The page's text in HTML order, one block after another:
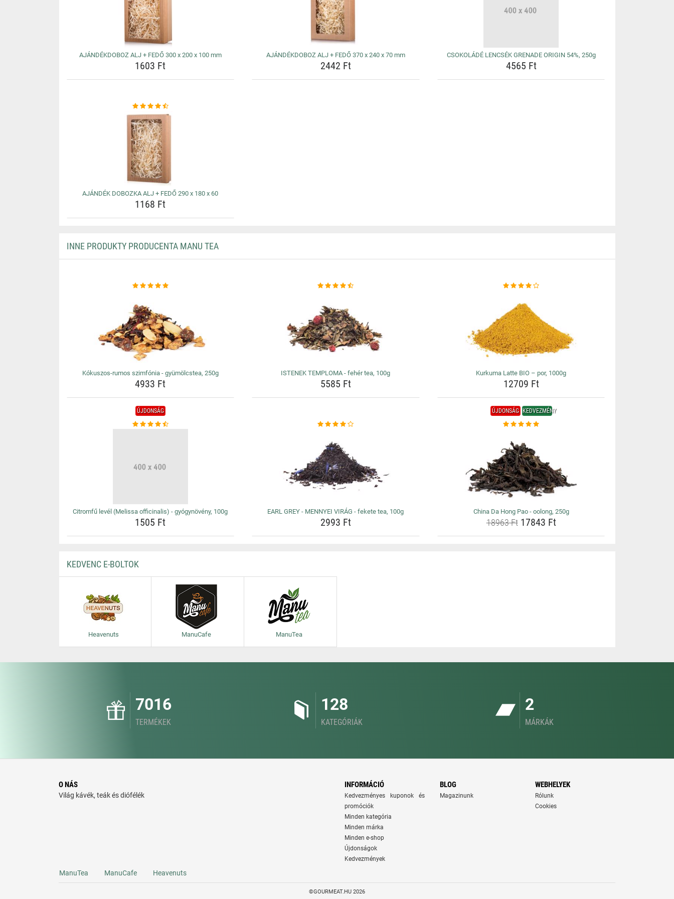
AJÁNDÉKDOBOZ ALJ + FEDŐ 300 x 200 x 100 mm
1603 Ft
AJÁNDÉKDOBOZ ALJ + FEDŐ 370 x 240 x 70 mm
2442 Ft
CSOKOLÁDÉ LENCSÉK GRENADE ORIGIN 54%, 250g
4565 Ft
AJÁNDÉK DOBOZKA ALJ + FEDŐ 290 x 180 x 60
1168 Ft
INNE PRODUKTY PRODUCENTA MANU TEA
Kókuszos-rumos szimfónia - gyümölcstea, 250g
4933 Ft
ISTENEK TEMPLOMA - fehér tea, 100g
5585 Ft
Kurkuma Latte BIO – por, 1000g
12709 Ft
ÚJDONSÁG
Citromfű levél (Melissa officinalis) - gyógynövény, 100g
1505 Ft
EARL GREY - MENNYEI VIRÁG - fekete tea, 100g
2993 Ft
ÚJDONSÁG KEDVEZMÉNY
China Da Hong Pao - oolong, 250g
18963 Ft17843 Ft
KEDVENC E-BOLTOK
Heavenuts ManuCafe ManuTea
7016
TERMÉKEK
128
KATEGÓRIÁK
2
MÁRKÁK
O NÁS
Világ kávék, teák és diófélék
INFORMÁCIÓ
Kedvezményes kuponok és
promóciók
Minden kategória
Minden márka
Minden e-shop
Újdonságok
Kedvezmények
BLOG
Magazinunk
WEBHELYEK
Rólunk
Cookies
ManuTea ManuCafe Heavenuts
©GOURMEAT.HU 2026